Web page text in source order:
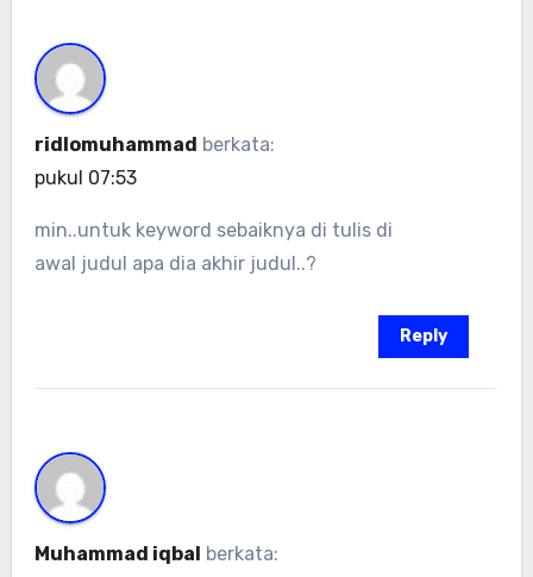
ridlomuhammad berkata:
pukul 07:53
min..untuk keyword sebaiknya di tulis di
awal judul apa dia akhir judul..?
Reply
Muhammad iqbal berkata: